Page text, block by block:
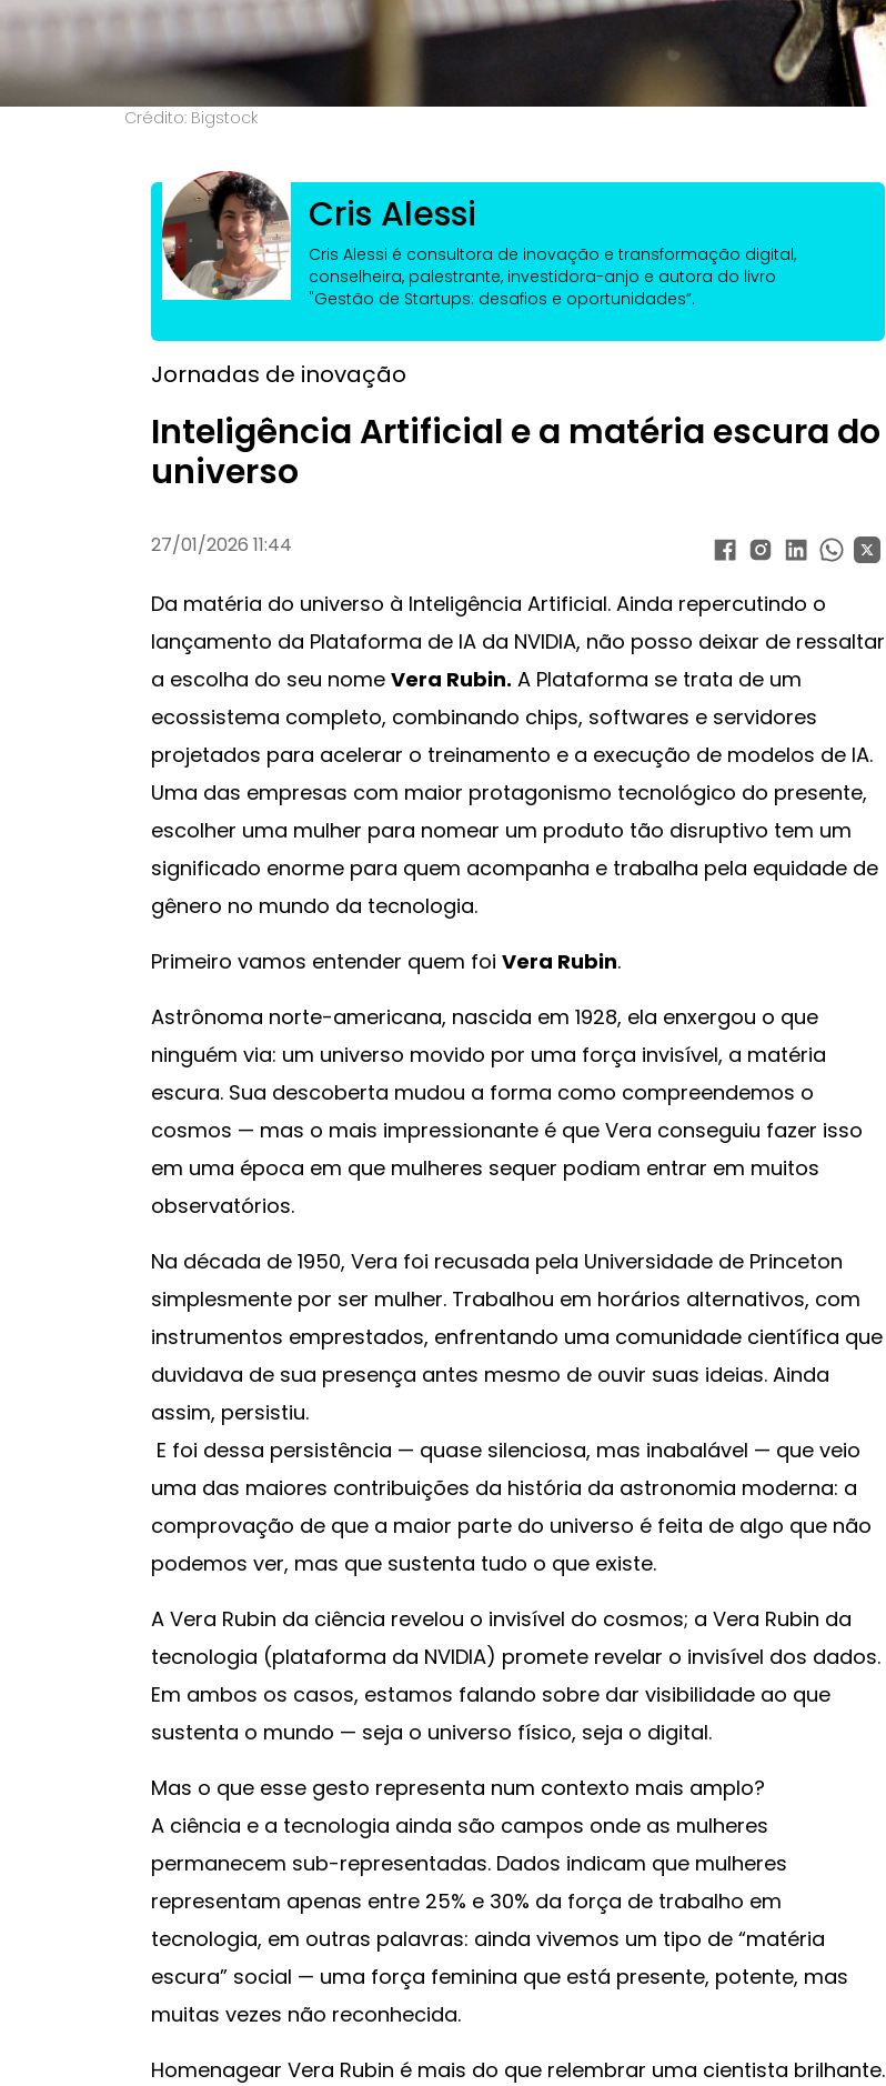
Crédito: Bigstock
Cris Alessi
Cris Alessi é consultora de inovação e transformação digital,
conselheira, palestrante, investidora-anjo e autora do livro
"Gestão de Startups: desafios e oportunidades”.
Jornadas de inovação
Inteligência Artificial e a matéria escura do
universo
27/01/2026 11:44
Da matéria do universo à Inteligência Artificial. Ainda repercutindo o
lançamento da Plataforma de IA da NVIDIA, não posso deixar de ressaltar
a escolha do seu nome Vera Rubin. A Plataforma se trata de um
ecossistema completo, combinando chips, softwares e servidores
projetados para acelerar o treinamento e a execução de modelos de IA.
Uma das empresas com maior protagonismo tecnológico do presente,
escolher uma mulher para nomear um produto tão disruptivo tem um
significado enorme para quem acompanha e trabalha pela equidade de
gênero no mundo da tecnologia.
Primeiro vamos entender quem foi Vera Rubin.
Astrônoma norte-americana, nascida em 1928, ela enxergou o que
ninguém via: um universo movido por uma força invisível, a matéria
escura. Sua descoberta mudou a forma como compreendemos o
cosmos — mas o mais impressionante é que Vera conseguiu fazer isso
em uma época em que mulheres sequer podiam entrar em muitos
observatórios.
Na década de 1950, Vera foi recusada pela Universidade de Princeton
simplesmente por ser mulher. Trabalhou em horários alternativos, com
instrumentos emprestados, enfrentando uma comunidade científica que
duvidava de sua presença antes mesmo de ouvir suas ideias. Ainda
assim, persistiu.
E foi dessa persistência — quase silenciosa, mas inabalável — que veio
uma das maiores contribuições da história da astronomia moderna: a
comprovação de que a maior parte do universo é feita de algo que não
podemos ver, mas que sustenta tudo o que existe.
A Vera Rubin da ciência revelou o invisível do cosmos; a Vera Rubin da
tecnologia (plataforma da NVIDIA) promete revelar o invisível dos dados.
Em ambos os casos, estamos falando sobre dar visibilidade ao que
sustenta o mundo — seja o universo físico, seja o digital.
Mas o que esse gesto representa num contexto mais amplo?
A ciência e a tecnologia ainda são campos onde as mulheres
permanecem sub-representadas. Dados indicam que mulheres
representam apenas entre 25% e 30% da força de trabalho em
tecnologia, em outras palavras: ainda vivemos um tipo de “matéria
escura” social — uma força feminina que está presente, potente, mas
muitas vezes não reconhecida.
Homenagear Vera Rubin é mais do que relembrar uma cientista brilhante.